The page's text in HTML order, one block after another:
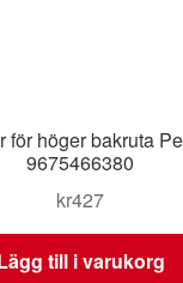
för höger bakruta
9675466380
kr427
till i varukorg